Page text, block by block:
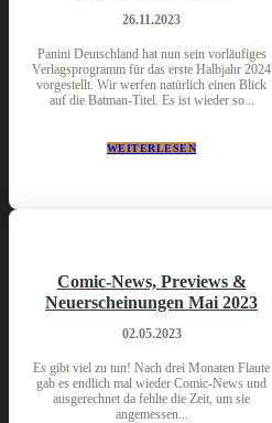
26.11.2023
Panini Deutschland hat nun sein vorläufiges
Verlagsprogramm für das erste Halbjahr 2024
vorgestellt. Wir werfen natürlich einen Blick
auf die Batman-Titel. Es ist wieder so...
WEITERLESEN
Comic-News, Previews &
Neuerscheinungen Mai 2023
02.05.2023
Es gibt viel zu tun! Nach drei Monaten Flaute
gab es endlich mal wieder Comic-News und
ausgerechnet da fehlte die Zeit, um sie
angemessen...